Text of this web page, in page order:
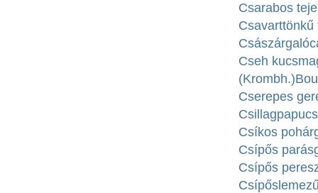
Csarabos
Cseh
Cserepes
Csíkos
Csípős
Csípős